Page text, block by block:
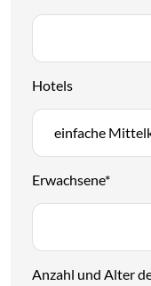
Hotels
einfache
Erwachsene*
Anzahl und Alter